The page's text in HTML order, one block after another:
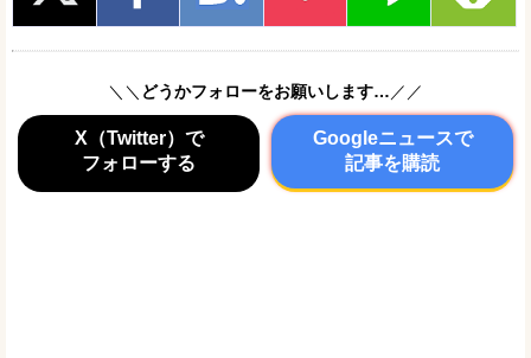
＼＼ どうかフォローをお願いします…／／
X（Twitter）で
フォローする
Googleニュースで
記事を購読